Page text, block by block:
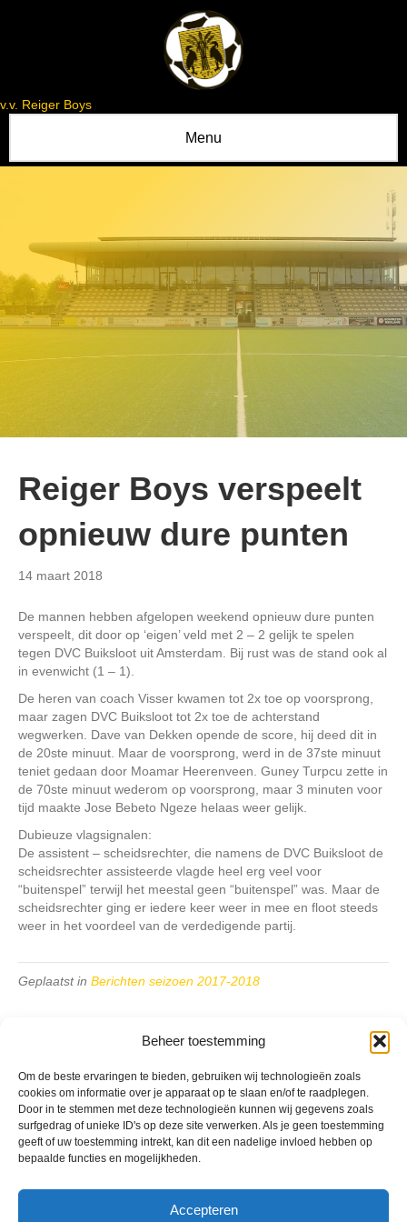
Beheer toestemming
Om de beste ervaringen te bieden, gebruiken wij technologieën zoals
cookies om informatie over je apparaat op te slaan en/of te raadplegen.
Door in te stemmen met deze technologieën kunnen wij gegevens zoals
surfgedrag of unieke ID's op deze site verwerken. Als je geen toestemming
geeft of uw toestemming intrekt, kan dit een nadelige invloed hebben op
bepaalde functies en mogelijkheden.
Accepteren
v.v. Reiger Boys
Menu
Reiger Boys verspeelt
opnieuw dure punten
14 maart 2018
De mannen hebben afgelopen weekend opnieuw dure punten
verspeelt, dit door op ‘eigen’ veld met 2 – 2 gelijk te spelen
tegen DVC Buiksloot uit Amsterdam. Bij rust was de stand ook al
in evenwicht (1 – 1).
De heren van coach Visser kwamen tot 2x toe op voorsprong,
maar zagen DVC Buiksloot tot 2x toe de achterstand
wegwerken. Dave van Dekken opende de score, hij deed dit in
de 20ste minuut. Maar de voorsprong, werd in de 37ste minuut
teniet gedaan door Moamar Heerenveen. Guney Turpcu zette in
de 70ste minuut wederom op voorsprong, maar 3 minuten voor
tijd maakte Jose Bebeto Ngeze helaas weer gelijk.
Dubieuze vlagsignalen:
De assistent – scheidsrechter, die namens de DVC Buiksloot de
scheidsrechter assisteerde vlagde heel erg veel voor
“buitenspel” terwijl het meestal geen “buitenspel” was. Maar de
scheidsrechter ging er iedere keer weer in mee en floot steeds
weer in het voordeel van de verdedigende partij.
Geplaatst in Berichten seizoen 2017-2018
VV Reiger Boys
De Wending, Lotte Beesedijk 1
1705 NA Heerhugowaard
Reglementen